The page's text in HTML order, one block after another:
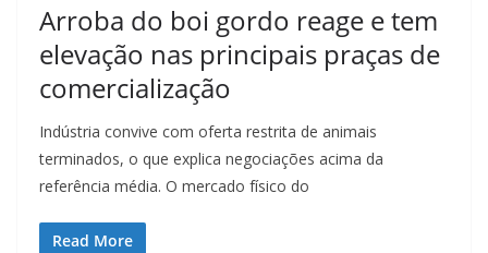
Arroba do boi gordo reage e tem
elevação nas principais praças de
comercialização
Indústria convive com oferta restrita de animais
terminados, o que explica negociações acima da
referência média. O mercado físico do
Read More